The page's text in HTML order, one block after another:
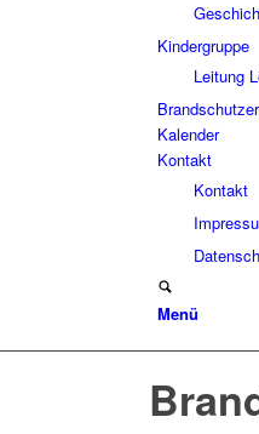
Kindergruppe
Leitung
Kalender
Kontakt
Kontakt
Menü